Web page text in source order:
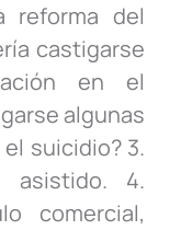
reforma del
castigarse
en el
algunas
suicidio? 3.
asistido. 4.
comercial,